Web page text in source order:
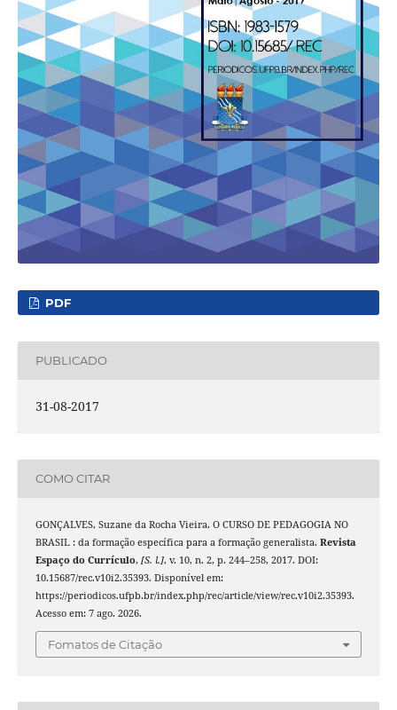
PDF
PUBLICADO
31-08-2017
COMO CITAR
GONÇALVES, Suzane da Rocha Vieira. O CURSO DE PEDAGOGIA NO
BRASIL : da formação específica para a formação generalista. Revista
Espaço do Currículo, [S. l.], v. 10, n. 2, p. 244–258, 2017. DOI:
10.15687/rec.v10i2.35393. Disponível em:
https://periodicos.ufpb.br/index.php/rec/article/view/rec.v10i2.35393.
Acesso em: 7 ago. 2026.
Fomatos de Citação